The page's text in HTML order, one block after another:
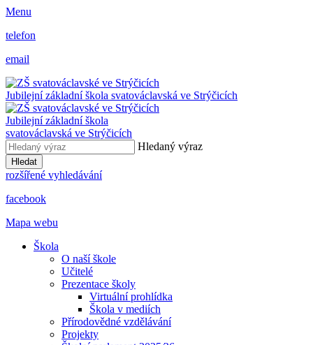
Menu
telefon
email
Jubilejní základní škola svatováclavská ve Strýčicích
Jubilejní základní škola
svatováclavská ve Strýčicích
Hledaný výraz
Hledat
rozšířené vyhledávání
facebook
Mapa webu
Škola
O naší škole
Učitelé
Prezentace školy
Virtuální prohlídka
Škola v mediích
Přírodovědné vzdělávání
Projekty